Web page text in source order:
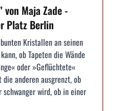
Maja Zade -
Platz Berlin
Kristallen an seinen
ob Tapeten die Wände
oder »Geflüchtete«
anderen ausgrenzt, ob
wird, ob in einer